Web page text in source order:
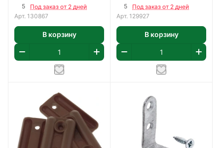
5
Под заказ от 2 дней
Арт. 130867
В корзину
5
Под заказ от 2 дней
Арт. 129927
В корзину